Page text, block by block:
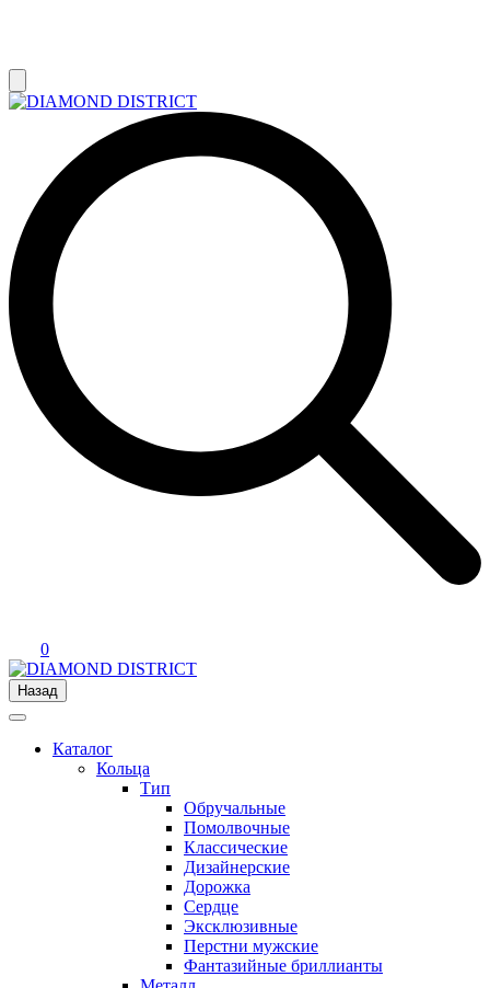
0
Назад
Каталог
Кольца
Тип
Обручальные
Помолвочные
Классические
Дизайнерские
Дорожка
Сердце
Эксклюзивные
Перстни мужские
Фантазийные бриллианты